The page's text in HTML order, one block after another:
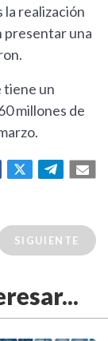
la realización
presentar una
tiene un
millones de
SIGUIENTE